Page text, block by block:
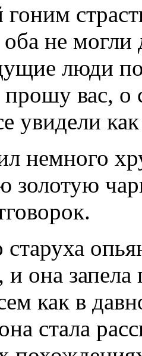
не могли
люди
прошу вас,
увидели
немного
золотую
и она
как в
стала